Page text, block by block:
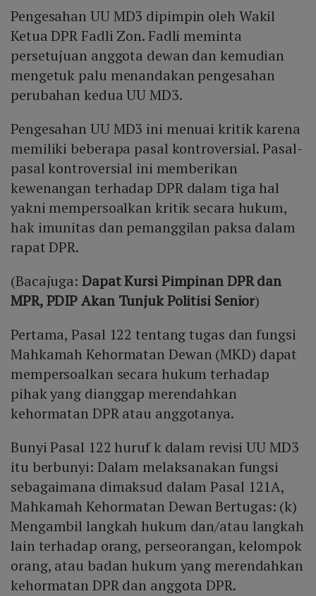
Pengesahan UU MD3 dipimpin oleh Wakil
Ketua DPR Fadli Zon. Fadli meminta
persetujuan anggota dewan dan kemudian
mengetuk palu menandakan pengesahan
perubahan kedua UU MD3.
Pengesahan UU MD3 ini menuai kritik karena
memiliki beberapa pasal kontroversial. Pasal-
pasal kontroversial ini memberikan
kewenangan terhadap DPR dalam tiga hal
yakni mempersoalkan kritik secara hukum,
hak imunitas dan pemanggilan paksa dalam
rapat DPR.
(Bacajuga: Dapat Kursi Pimpinan DPR dan
MPR, PDIP Akan Tunjuk Politisi Senior)
Pertama, Pasal 122 tentang tugas dan fungsi
Mahkamah Kehormatan Dewan (MKD) dapat
mempersoalkan secara hukum terhadap
pihak yang dianggap merendahkan
kehormatan DPR atau anggotanya.
Bunyi Pasal 122 huruf k dalam revisi UU MD3
itu berbunyi: Dalam melaksanakan fungsi
sebagaimana dimaksud dalam Pasal 121A,
Mahkamah Kehormatan Dewan Bertugas: (k)
Mengambil langkah hukum dan/atau langkah
lain terhadap orang, perseorangan, kelompok
orang, atau badan hukum yang merendahkan
kehormatan DPR dan anggota DPR.